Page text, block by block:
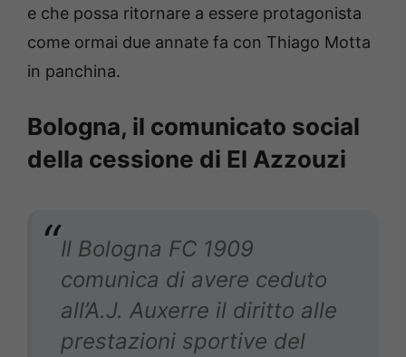
e che possa ritornare a essere protagonista
come ormai due annate fa con Thiago Motta
in panchina.
Bologna, il comunicato social
della cessione di El Azzouzi
Il Bologna FC 1909
comunica di avere ceduto
all’A.J. Auxerre il diritto alle
prestazioni sportive del